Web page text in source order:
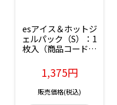
esアイス＆ホットジ
ェルパック（S）：1
枚入（商品コード：
1,375円
販売価格(税込)